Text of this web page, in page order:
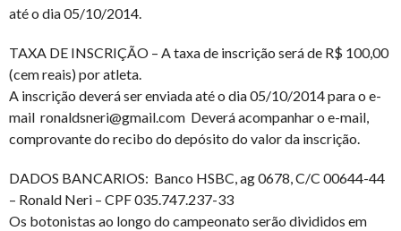
até o dia 05/10/2014.
TAXA DE INSCRIÇÃO – A taxa de inscrição será de R$ 100,00
(cem reais) por atleta.
A inscrição deverá ser enviada até o dia 05/10/2014 para o e-
mail ronaldsneri@gmail.com Deverá acompanhar o e-mail,
comprovante do recibo do depósito do valor da inscrição.
DADOS BANCARIOS: Banco HSBC, ag 0678, C/C 00644-44
– Ronald Neri – CPF 035.747.237-33
Os botonistas ao longo do campeonato serão divididos em